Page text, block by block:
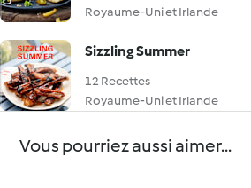
Royaume-Uni et Irlande
Sizzling Summer
12 Recettes
Royaume-Uni et Irlande
Vous pourriez aussi aimer...